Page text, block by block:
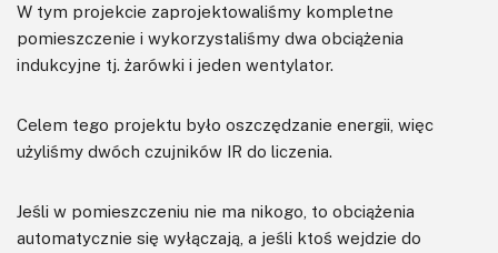
W tym projekcie zaprojektowaliśmy kompletne
pomieszczenie i wykorzystaliśmy dwa obciążenia
indukcyjne tj. żarówki i jeden wentylator.
Celem tego projektu było oszczędzanie energii, więc
użyliśmy dwóch czujników IR do liczenia.
Jeśli w pomieszczeniu nie ma nikogo, to obciążenia
automatycznie się wyłączają, a jeśli ktoś wejdzie do